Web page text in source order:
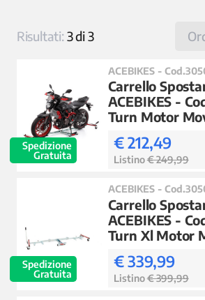
Risultati:3 di 3
Spedizione
Gratuita
ACEBIKES -
Carrello
ACEBIKES -
Turn Motor
€ 212,49
Listino€ 249,99
Spedizione
Gratuita
ACEBIKES -
Carrello
ACEBIKES -
Turn Xl Motor
€ 339,99
Listino€ 399,99